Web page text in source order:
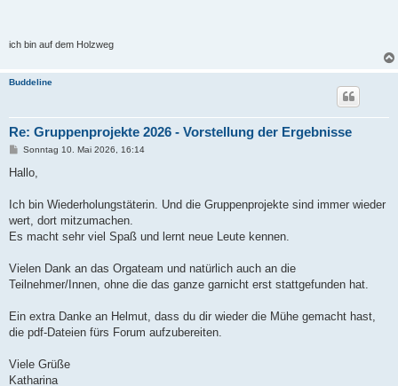
ich bin auf dem Holzweg
Buddeline
Re: Gruppenprojekte 2026 - Vorstellung der Ergebnisse
B
i
a
Sonntag 10. Mai 2026, 16:14
Hallo,
Ich bin Wiederholungstäterin. Und die Gruppenprojekte sind immer wieder
wert, dort mitzumachen.
Es macht sehr viel Spaß und lernt neue Leute kennen.
Vielen Dank an das Orgateam und natürlich auch an die
Teilnehmer/Innen, ohne die das ganze garnicht erst stattgefunden hat.
Ein extra Danke an Helmut, dass du dir wieder die Mühe gemacht hast,
die pdf-Dateien fürs Forum aufzubereiten.
Viele Grüße
Katharina